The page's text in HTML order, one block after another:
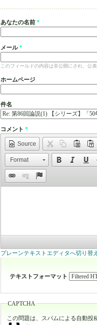
あなたの名前 *
メール*
このフィールドの内容は非公開にされ、公
ホームページ
件名
コメント *
Source
Format
プレーンテキストエディタへ切り替
テキストフォーマット
CAPTCHA
この問題は、スパムによる自動投